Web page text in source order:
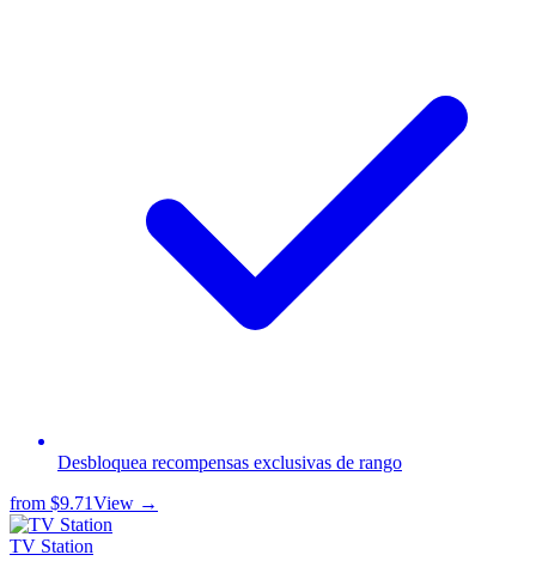
Desbloquea recompensas exclusivas de rango
from $9.71View →
TV Station